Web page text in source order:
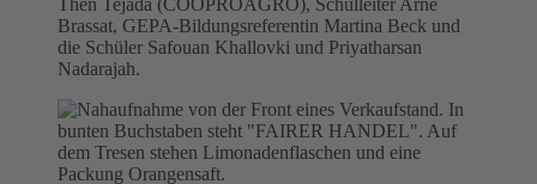
Then Tejada (COOPROAGRO), Schulleiter Arne
Brassat, GEPA-Bildungsreferentin Martina Beck und
die Schüler Safouan Khallovki und Priyatharsan
Nadarajah.